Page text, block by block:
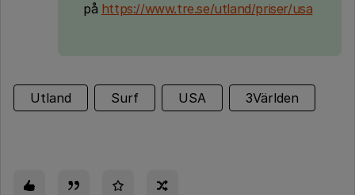
på https://www.tre.se/utland/priser/usa
Utland Surf USA 3Världen